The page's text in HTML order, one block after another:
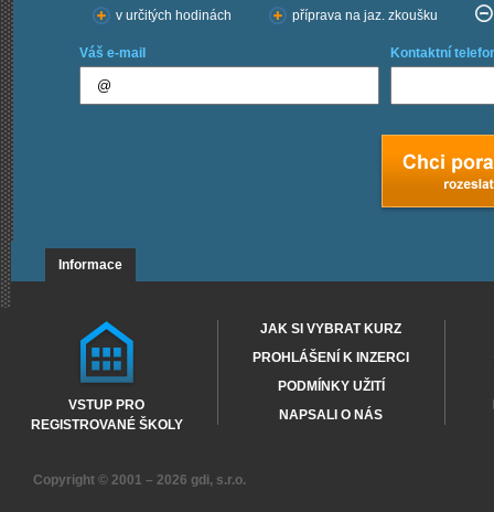
v určitých hodinách příprava na jaz. zkoušku
Váš e-mail Kontaktní
Informace
VSTUP PRO
REGISTROVANÉ ŠKOLY
JAK SI VYBRAT KURZ
PROHLÁŠENÍ K INZERCI
PODMÍNKY UŽITÍ
NAPSALI O NÁS
Copyright © 2001 – 2026 gdi, s.r.o.